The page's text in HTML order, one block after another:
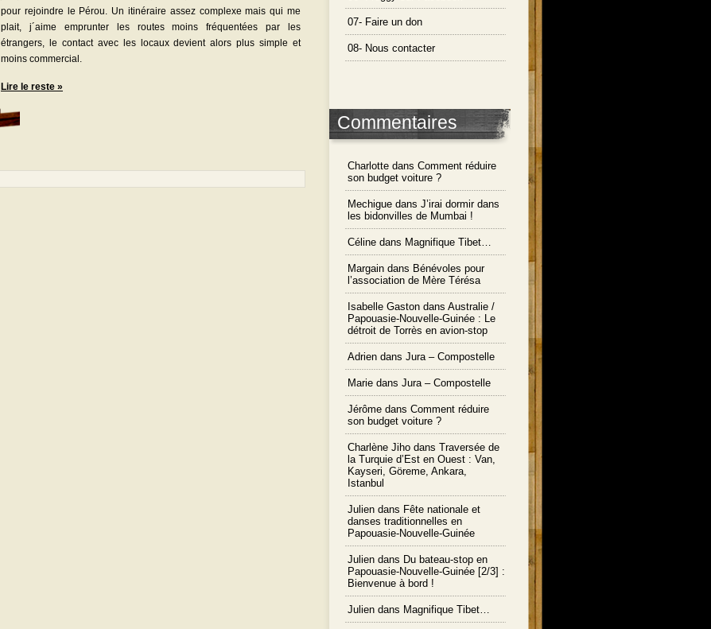
pour rejoindre le Pérou. Un itinéraire assez complexe mais qui me
plait, j´aime emprunter les routes moins fréquentées par les
étrangers, le contact avec les locaux devient alors plus simple et
moins commercial.
Lire le reste »
07- Faire un don
08- Nous contacter
Commentaires
Charlotte dans Comment réduire
son budget voiture ?
Mechigue dans J’irai dormir dans
les bidonvilles de Mumbai !
Céline dans Magnifique Tibet…
Margain dans Bénévoles pour
l’association de Mère Térésa
Isabelle Gaston dans Australie /
Papouasie-Nouvelle-Guinée : Le
détroit de Torrès en avion-stop
Adrien dans Jura – Compostelle
Marie dans Jura – Compostelle
Jérôme dans Comment réduire
son budget voiture ?
Charlène Jiho dans Traversée de
la Turquie d’Est en Ouest : Van,
Kayseri, Göreme, Ankara,
Istanbul
Julien dans Fête nationale et
danses traditionnelles en
Papouasie-Nouvelle-Guinée
Julien dans Du bateau-stop en
Papouasie-Nouvelle-Guinée [2/3] :
Bienvenue à bord !
Julien dans Magnifique Tibet…